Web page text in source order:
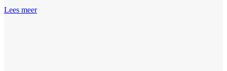
Lees meer